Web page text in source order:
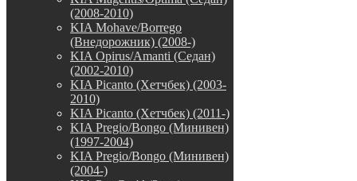
(2008-2010)
KIA Mohave/Borrego
(Внедорожник) (2008-)
KIA Opirus/Amanti (Седан)
(2002-2010)
KIA Picanto (Хетчбек) (2003-
2010)
KIA Picanto (Хетчбек) (2011-)
KIA Pregio/Bongo (Минивен)
(1997-2004)
KIA Pregio/Bongo (Минивен)
(2004-)